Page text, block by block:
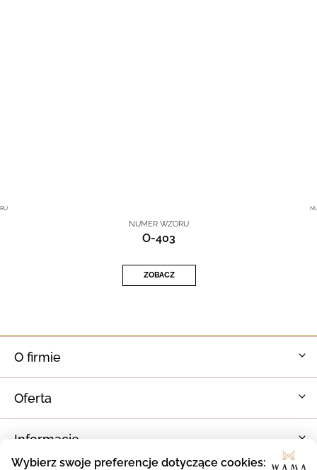
NUMER WZORU
O-403
ZOBACZ
O firmie
Oferta
Informacje
Wybierz swoje preferencje dotyczące cookies: